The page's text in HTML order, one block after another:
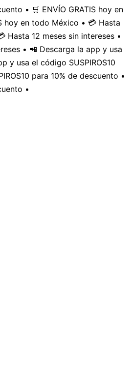
• 🛒 ENVÍO GRATIS hoy en
hoy en todo México • 💳 Hasta
Hasta 12 meses sin intereses •
• 📲 Descarga la app y usa
y usa el código SUSPIROS10
para 10% de descuento •
•